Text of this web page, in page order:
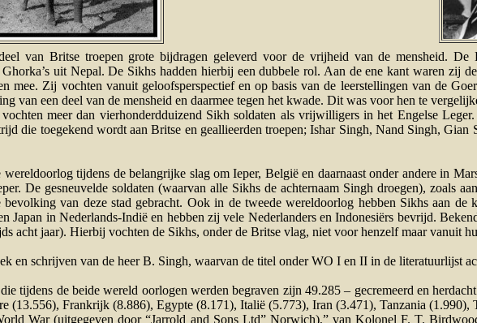
van Britse troepen grote bijdragen geleverd voor de vrijheid van de mensheid.
uit Nepal. De Sikhs hadden hierbij een dubbele rol. Aan de ene kant waren zij
mee. Zij vochten vanuit geloofsperspectief en op basis van de leerstellingen van de
van een deel van de mensheid en daarmee tegen het kwade. Dit was voor hen te
meer dan vierhonderdduizend Sikh soldaten als vrijwilligers in het Engelse
die toegekend wordt aan Britse en geallieerden troepen; Ishar Singh, Nand Singh,
tijdens de belangrijke slag om Ieper, België en daarnaast onder andere in
De gesneuvelde soldaten (waarvan alle Sikhs de achternaam Singh droegen), zoals
van deze stad gebracht. Ook in de tweede wereldoorlog hebben Sikhs aan de
Japan in Nederlands-Indië en hebben zij vele Nederlanders en Indonesiërs bevrijd.
acht jaar). Hierbij vochten de Sikhs, onder de Britse vlag, niet voor henzelf maar vanuit
en schrijven van de heer B. Singh, waarvan de titel onder WO I en II in de literatuurlijst
tijdens de beide wereld oorlogen werden begraven zijn 49.285 – gecremeerd en
(13.556), Frankrijk (8.886), Egypte (8.171), Italië (5.773), Iran (3.471), Tanzania (1.990),
War (uitgegeven door “Jarrold and Sons Ltd” Norwich),” van Kolonel F. T.